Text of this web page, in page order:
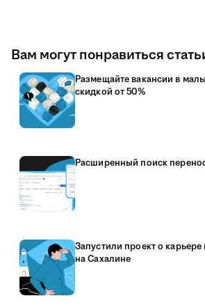
Вам могут понравиться
Размещайте вакансии в
скидкой от 50%
Расширенный поиск
Запустили проект о
на Сахалине